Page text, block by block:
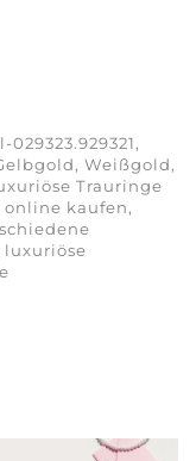
Weißgold,
Trauringe
kaufen,